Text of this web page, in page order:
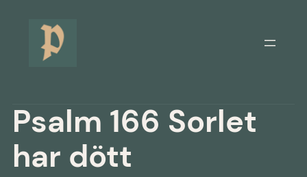
innehåll
Psalm 166 Sorlet
har dött